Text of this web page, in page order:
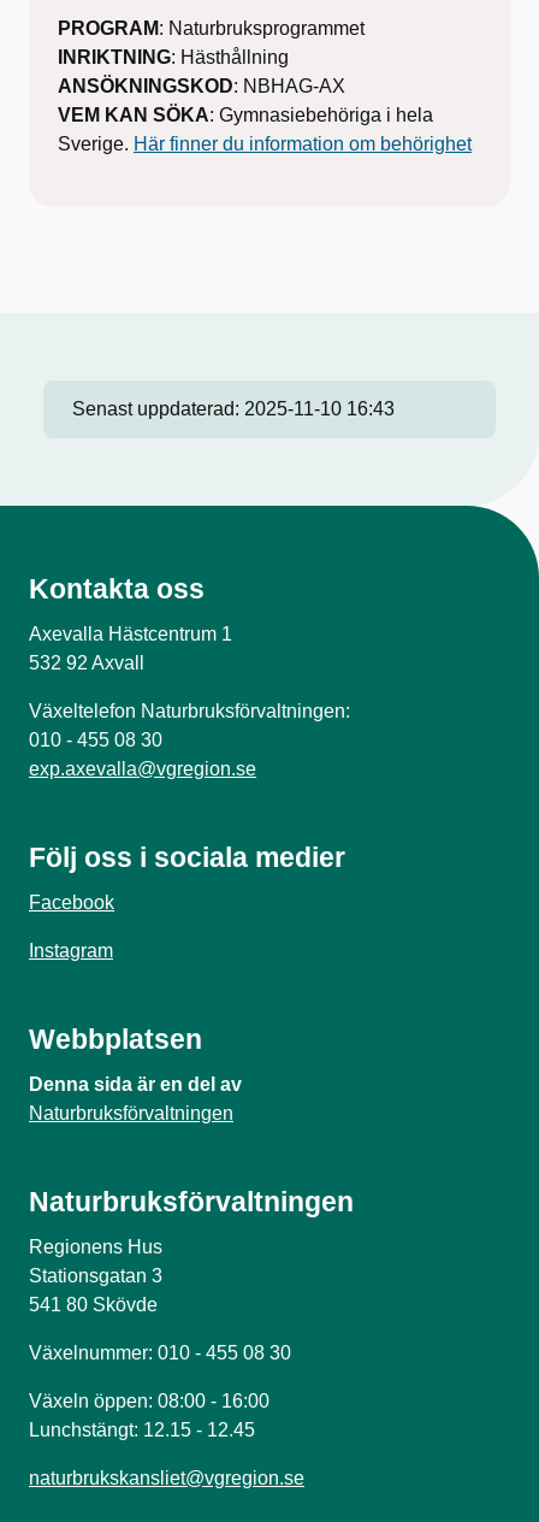
PROGRAM: Naturbruksprogrammet
INRIKTNING: Hästhållning
ANSÖKNINGSKOD: NBHAG-AX
VEM KAN SÖKA: Gymnasiebehöriga i hela
Sverige. Här finner du information om behörighet
Senast uppdaterad: 2025-11-10 16:43
Kontakta oss
Axevalla Hästcentrum 1
532 92 Axvall
Växeltelefon Naturbruksförvaltningen:
010 - 455 08 30
exp.axevalla@vgregion.se
Följ oss i sociala medier
Facebook
Instagram
Webbplatsen
Denna sida är en del av
Naturbruksförvaltningen
Naturbruksförvaltningen
Regionens Hus
Stationsgatan 3
541 80 Skövde
Växelnummer: 010 - 455 08 30
Växeln öppen: 08:00 - 16:00
Lunchstängt: 12.15 - 12.45
naturbrukskansliet@vgregion.se